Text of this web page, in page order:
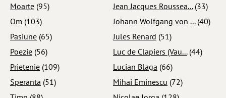
Moarte (95)
Om (103)
Pasiune (65)
Poezie (56)
Prietenie (109)
Speranta (51)
Jean Jacques Roussea...(33)
Johann Wolfgang von ...(40)
Jules Renard (51)
Luc de Clapiers (Vau...(44)
Lucian Blaga (66)
Mihai Eminescu (72)